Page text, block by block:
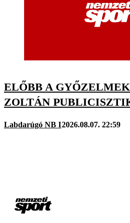
ELŐBB A
ZOLTÁN
Labdarúgó NB I2026.08.07. 22:59